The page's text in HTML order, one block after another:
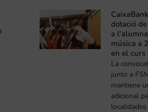
dotació
a
música a
en el
La
junto a
mantiene
adicional